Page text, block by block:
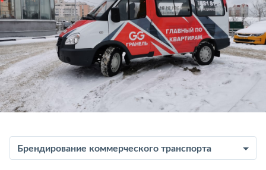
Брендирование коммерческого транспорта